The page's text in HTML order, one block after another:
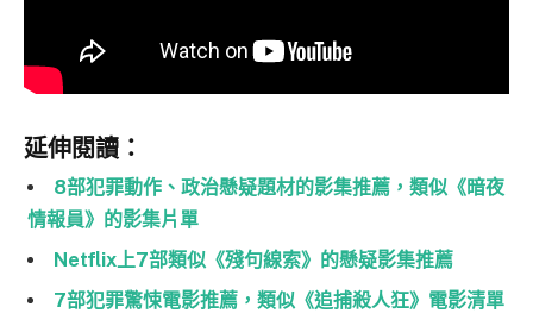
延伸閱讀：
8部犯罪動作、政治懸疑題材的影集推薦，類似《暗夜
情報員》的影集片單
Netflix上7部類似《殘句線索》的懸疑影集推薦
7部犯罪驚悚電影推薦，類似《追捕殺人狂》電影清單